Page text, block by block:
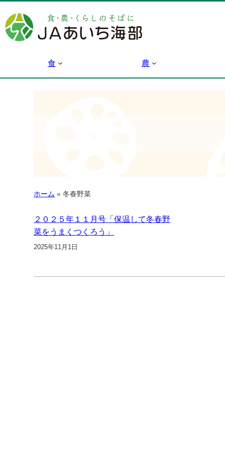
食 農
ホーム » 冬春野菜
２０２５年１１月号「保温して冬春野
菜をうまくつくろう」
2025年11月1日